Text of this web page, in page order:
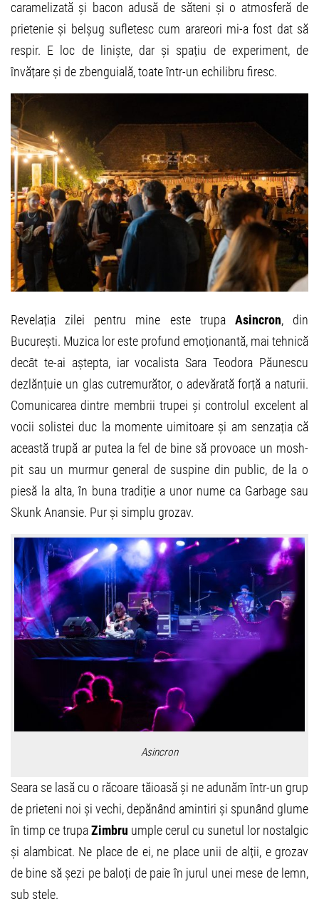
caramelizată și bacon adusă de săteni și o atmosferă de
prietenie și belșug sufletesc cum arareori mi-a fost dat să
respir. E loc de liniște, dar și spațiu de experiment, de
învățare și de zbenguială, toate într-un echilibru firesc.
Revelația zilei pentru mine este trupa Asincron, din
București. Muzica lor este profund emoționantă, mai tehnică
decât te-ai aștepta, iar vocalista Sara Teodora Păunescu
dezlănțuie un glas cutremurător, o adevărată forță a naturii.
Comunicarea dintre membrii trupei și controlul excelent al
vocii solistei duc la momente uimitoare și am senzația că
această trupă ar putea la fel de bine să provoace un mosh-
pit sau un murmur general de suspine din public, de la o
piesă la alta, în buna tradiție a unor nume ca Garbage sau
Skunk Anansie. Pur și simplu grozav.
Asincron
Seara se lasă cu o răcoare tăioasă și ne adunăm într-un grup
de prieteni noi și vechi, depănând amintiri și spunând glume
în timp ce trupaZimbru umple cerul cu sunetul lor nostalgic
și alambicat. Ne place de ei, ne place unii de alții, e grozav
de bine să șezi pe baloți de paie în jurul unei mese de lemn,
sub stele.